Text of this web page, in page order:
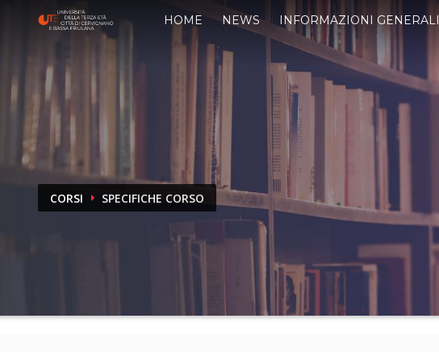
HOME NEWS INFORMAZIONI GENERALI
CORSI SPECIFICHE CORSO